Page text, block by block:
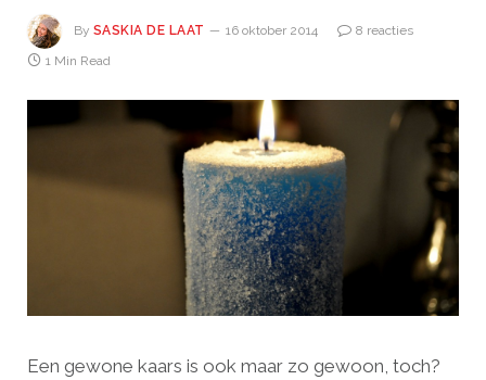
By SASKIA DE LAAT 16 oktober 2014
8 reacties
1 Min Read
Een gewone kaars is ook maar zo gewoon, toch?